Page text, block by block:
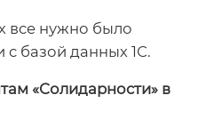
все нужно было
базой данных 1С.
«Солидарности» в